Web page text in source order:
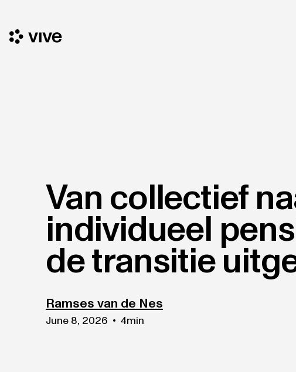
Van collectief
individueel
de transitie
Ramses van de Nes
June 8, 2026 • 4min